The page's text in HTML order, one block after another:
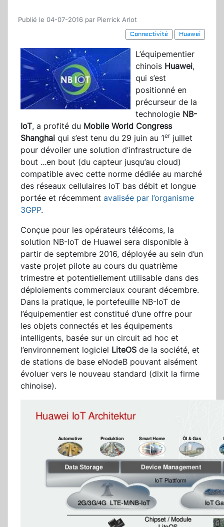
Publié le 04-07-2016 par Pierrick Arlot
Connectivité
Huawei
L’équipementier
chinois Huawei,
qui s’est
positionné en
précurseur de la
technologie NB-
IoT, a profité du Mobile World Congress
Shanghai qui s’est tenu du 29 juin au 1erjuillet
pour dévoiler une solution d’infrastructure de
bout ...en bout (du capteur jusqu’au cloud)
compatible avec cette norme dédiée au marché
des réseaux cellulaires IoT bas débit et longue
portée et récemment avalisée par l’organisme
3GPP.
Conçue pour les opérateurs télécoms, la
solution NB-IoT de Huawei sera disponible à
partir de septembre 2016, déployée au sein d’un
vaste projet pilote au cours du quatrième
trimestre et potentiellement utilisable dans des
déploiements commerciaux courant décembre.
Dans la pratique, le portefeuille NB-IoT de
l’équipementier est constitué d’une offre pour
les objets connectés et les équipements
intelligents, basée sur un circuit ad hoc et
l’environnement logiciel LiteOS de la société, et
de stations de base eNodeB pouvant aisément
évoluer vers le nouveau standard (dixit la firme
chinoise).